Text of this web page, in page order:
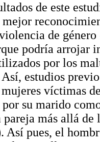
de este
mejor
de
podría arrojar
por los
Así, estudios
víctimas
su marido
más allá
Así pues, el